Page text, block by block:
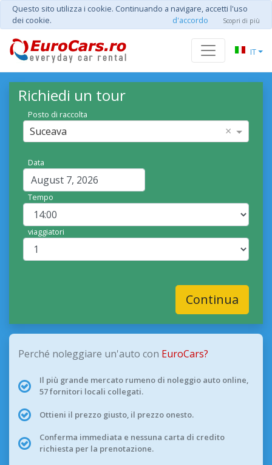
Questo sito utilizza i cookie. Continuando a navigare, accetti l'uso
dei cookie.
d'accordo Scopri di più
IT
Richiedi un tour
Posto di raccolta
Suceava ×
Data
Tempo
viaggiatori
Continua
Perché noleggiare un'auto con EuroCars?
Il più grande mercato rumeno di noleggio auto online,
57 fornitori locali collegati.
Ottieni il prezzo giusto, il prezzo onesto.
Conferma immediata e nessuna carta di credito
richiesta per la prenotazione.